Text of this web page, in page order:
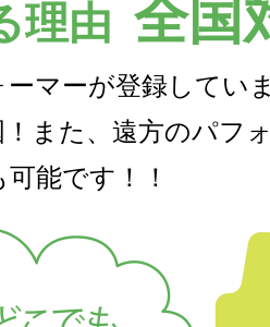
理由 全国
マーが登録してい
また、遠方のパフ
能です！！